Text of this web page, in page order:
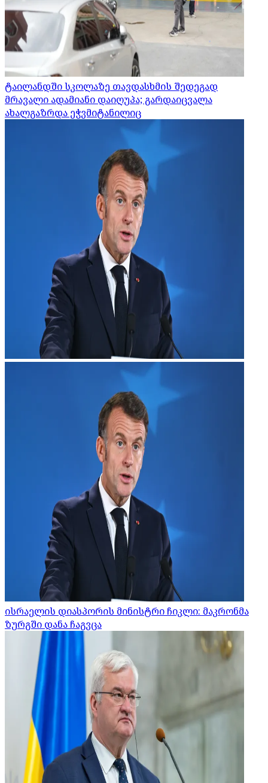
ტაილანდში სკოლაზე თავდასხმის შედეგად
მრავალი ადამიანი დაიღუპა; გარდაიცვალა
ახალგაზრდა ეჭვმიტანილიც
ისრაელის დიასპორის მინისტრი ჩიკლი: მაკრონმა
ზურგში დანა ჩაგვცა